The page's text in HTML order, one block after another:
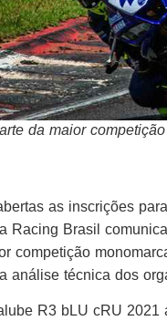
da maior
as inscrições
Racing Brasil
competição
análise técnica dos
R3 bLU cRU 2021